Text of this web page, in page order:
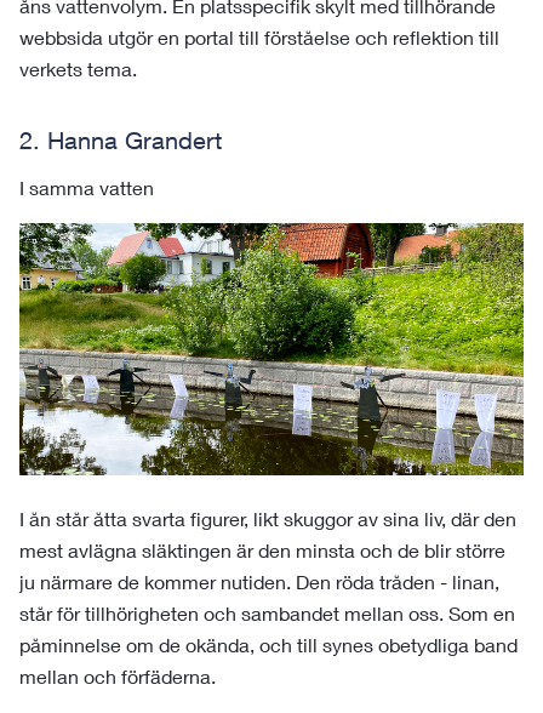
åns vattenvolym. En platsspecifik skylt med tillhörande
webbsida utgör en portal till förståelse och reflektion till
verkets tema.
2. Hanna Grandert
I samma vatten
I ån står åtta svarta figurer, likt skuggor av sina liv, där den
mest avlägna släktingen är den minsta och de blir större
ju närmare de kommer nutiden. Den röda tråden - linan,
står för tillhörigheten och sambandet mellan oss. Som en
påminnelse om de okända, och till synes obetydliga band
mellan och förfäderna.